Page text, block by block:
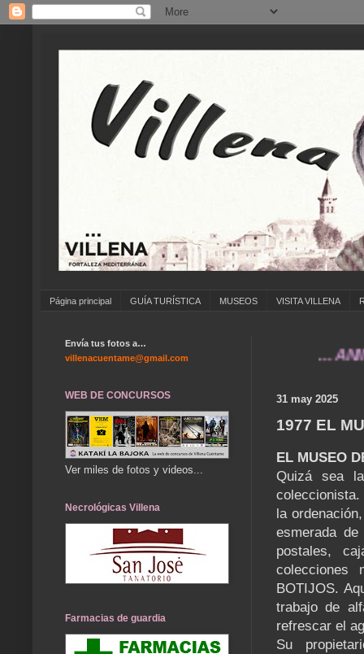
Página principal GUÍA TURÍSTICA MUSEOS VISITA VILLENA
... ANÍMATE
31 may 2025
1977 EL
EL MUSEO
Quizá sea
la
esmerada
postales,
colecciones
BOTIJOS.
trabajo de
refrescar el
Su
Envía tus fotos a…
villenacuentame@gmail.com
WEB DE CONCURSOS
Ver miles de fotos y videos...
Necrológicas Villena
Farmacias de guardia